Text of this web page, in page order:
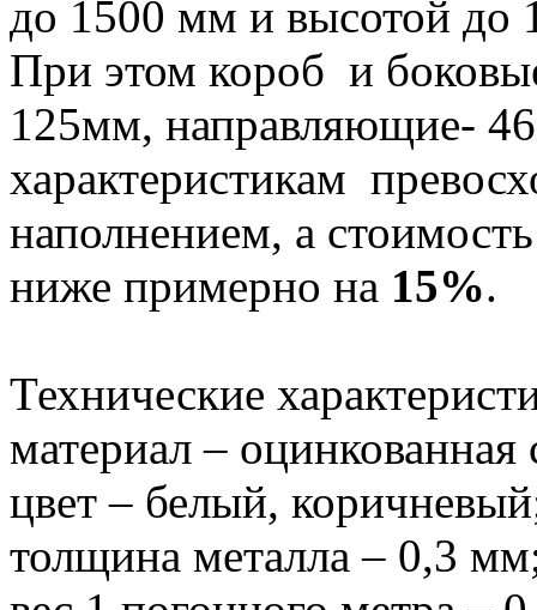
до 1500 мм и высотой до
При этом короб и
125мм, направляющие-
характеристикам
наполнением, а
ниже примерно на 15%.
Технические
материал –
цвет – белый,
толщина металла – 0,3